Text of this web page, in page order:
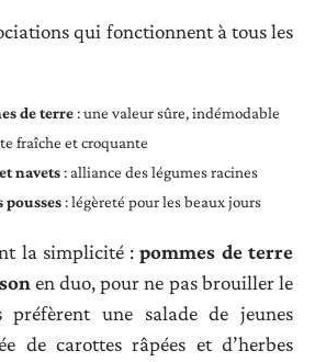
qui fonctionnent à tous les
de terre: une valeur sûre, indémodable
fraîche et croquante
navets: alliance des légumes racines
pousses: légèreté pour les beaux jours
la simplicité :pommes de terre
en duo, pour ne pas brouiller le
préfèrent une salade de jeunes
de carottes râpées et d’herbes